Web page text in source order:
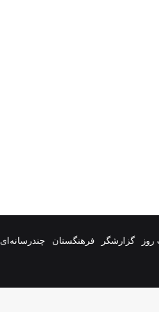
گزارشگر فرهنگستان چندرسانه‌ای